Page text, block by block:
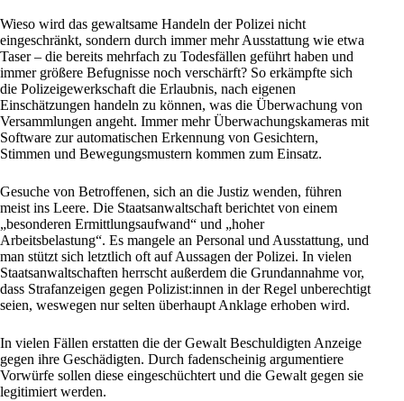
Wieso wird das gewaltsame Handeln der Polizei nicht
eingeschränkt, sondern durch immer mehr Ausstattung wie etwa
Taser – die bereits mehrfach zu Todesfällen geführt haben und
immer größere Befugnisse noch verschärft? So erkämpfte sich
die Polizeigewerkschaft die Erlaubnis, nach eigenen
Einschätzungen handeln zu können, was die Überwachung von
Versammlungen angeht. Immer mehr Überwachungskameras mit
Software zur automatischen Erkennung von Gesichtern,
Stimmen und Bewegungsmustern kommen zum Einsatz.
Gesuche von Betroffenen, sich an die Justiz wenden, führen
meist ins Leere. Die Staatsanwaltschaft berichtet von einem
„besonderen Ermittlungsaufwand“ und „hoher
Arbeitsbelastung“. Es mangele an Personal und Ausstattung, und
man stützt sich letztlich oft auf Aussagen der Polizei. In vielen
Staatsanwaltschaften herrscht außerdem die Grundannahme vor,
dass Strafanzeigen gegen Polizist:innen in der Regel unberechtigt
seien, weswegen nur selten überhaupt Anklage erhoben wird.
In vielen Fällen erstatten die der Gewalt Beschuldigten Anzeige
gegen ihre Geschädigten. Durch fadenscheinig argumentiere
Vorwürfe sollen diese eingeschüchtert und die Gewalt gegen sie
legitimiert werden.